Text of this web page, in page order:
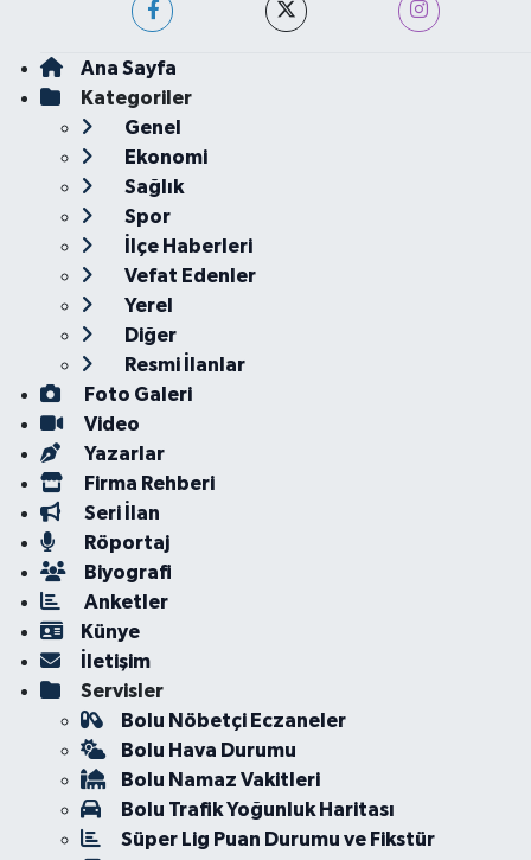
Ana Sayfa
Kategoriler
Genel
Ekonomi
Sağlık
Spor
İlçe Haberleri
Vefat Edenler
Yerel
Diğer
Resmi İlanlar
Foto Galeri
Video
Yazarlar
Firma Rehberi
Seri İlan
Röportaj
Biyografi
Anketler
Künye
İletişim
Servisler
Bolu Nöbetçi Eczaneler
Bolu Hava Durumu
Bolu Namaz Vakitleri
Bolu Trafik Yoğunluk Haritası
Süper Lig Puan Durumu ve Fikstür